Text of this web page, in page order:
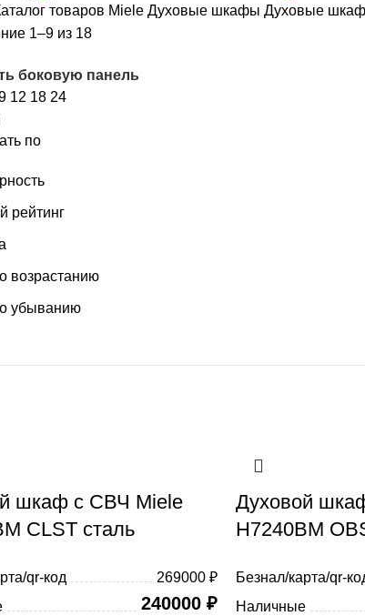
товаров Miele Духовые шкафы Духовые
1–9 из 18Цены:
возрастанию
боковую панель
12 18 24
по
рейтинг
возрастанию
убыванию
шкаф с СВЧ Miele
CLST сталь
qr-код
269000 ₽
240000 ₽
Духовой
H7240BM
Безнал/карта/qr-
Наличные